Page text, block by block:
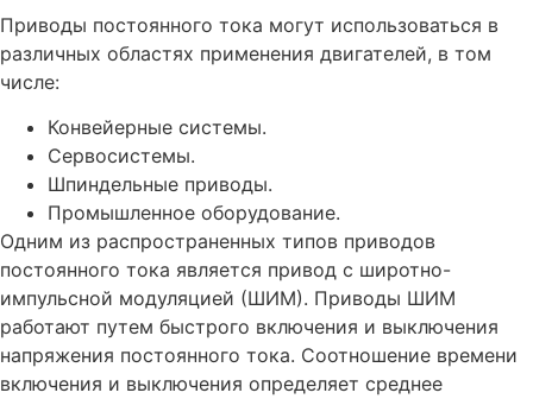
Приводы постоянного тока могут использоваться в
различных областях применения двигателей, в том
числе:
Конвейерные системы.
Сервосистемы.
Шпиндельные приводы.
Промышленное оборудование.
Одним из распространенных типов приводов
постоянного тока является привод с широтно-
импульсной модуляцией (ШИМ). Приводы ШИМ
работают путем быстрого включения и выключения
напряжения постоянного тока. Соотношение времени
включения и выключения определяет среднее